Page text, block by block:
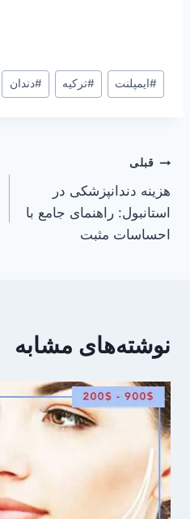
برچسب‌های
نوشته:
#ایمپلنت #ترکیه #دندان
راهبری
نوشته
قبلی
هزینه دندانپزشکی در
استانبول: راهنمای جامع با
احساسات مثبت
نوشته‌های مشابه